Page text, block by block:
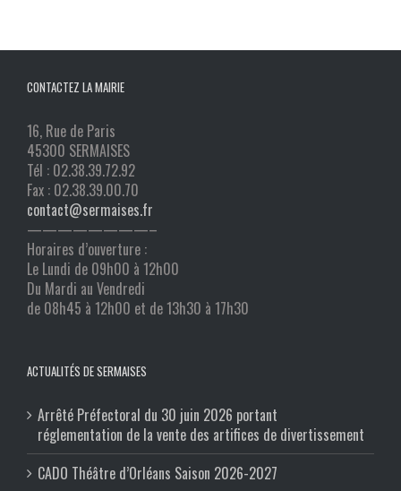
CONTACTEZ LA MAIRIE
16, Rue de Paris
45300 SERMAISES
Tél : 02.38.39.72.92
Fax : 02.38.39.00.70
contact@sermaises.fr
————————–
Horaires d’ouverture :
Le Lundi de 09h00 à 12h00
Du Mardi au Vendredi
de 08h45 à 12h00 et de 13h30 à 17h30
ACTUALITÉS DE SERMAISES
Arrêté Préfectoral du 30 juin 2026 portant
réglementation de la vente des artifices de divertissement
CADO Théâtre d’Orléans Saison 2026-2027